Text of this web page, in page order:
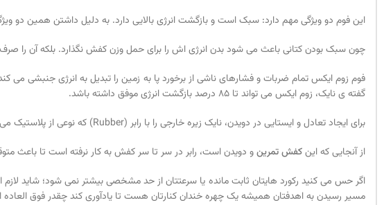
این فوم دو ویژگی مهم دارد: سبک است و بازگشت انرژی بالایی دارد. به دلیل داشتن همین دو
چون سبک بودن کتانی باعث می شود بدن انرژی اش را برای حمل وزن کفش نگذارد. بلکه آن را
فوم زوم ایکس تمام ضربات و فشارهای ناشی از برخورد پا به زمین را تبدیل به انرژی جنبشی می
گفته ی نایک، زوم ایکس می تواند تا 85 درصد بازگشت انرژی موفق داشته باشد.
برای ایجاد تعادل و ایستایی در دویدن، نایک زیره خارجی را با رابر (Rubber) که نوعی از پلاستیک می باشد، ساخته است. رابر با ایجاد اصطکاک بیشتر در هر گام باعث می شود هر چقدر هم که سرعت بگیرید، تعادلتان را از دست ندهید.
از آنجایی که اینکفش تمرینو دویدن است، رابر در سر تا سر کفش به کار نرفته است تا باعث
اگر حس می کنید رکورد هایتان ثابت مانده یا سرعتتان از حد مشخصی بیشتر نمی شود؛ شاید
مسیر رسیدن به اهدفتان همیشه یک چهره خندان کنارتان هست تا یادآوری کند چقدر فوق العاده